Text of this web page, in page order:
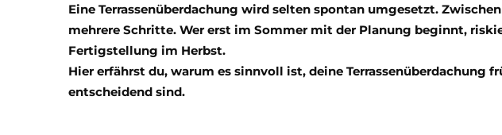
Eine Terrassenüberdachung wird selten spontan umgesetzt.
mehrere Schritte. Wer erst im Sommer mit der Planung beginnt,
Fertigstellung im Herbst.
Hier erfährst du, warum es sinnvoll ist, deine Terrassenüberdachung
entscheidend sind.